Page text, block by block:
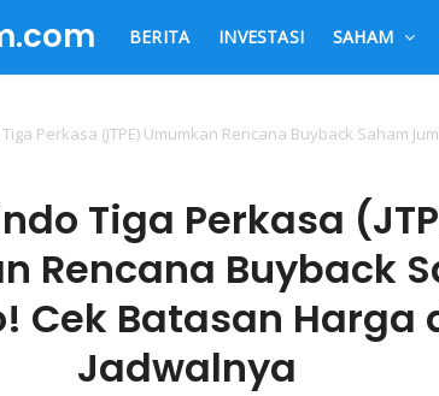
BERITA INVESTASI SAHAM
Perkasa (JTPE) Umumkan Rencana Buyback Saham Jumbo! Cek
Tiga Perkasa
Rencana Buyback
Cek Batasan Harga
Jadwalnya